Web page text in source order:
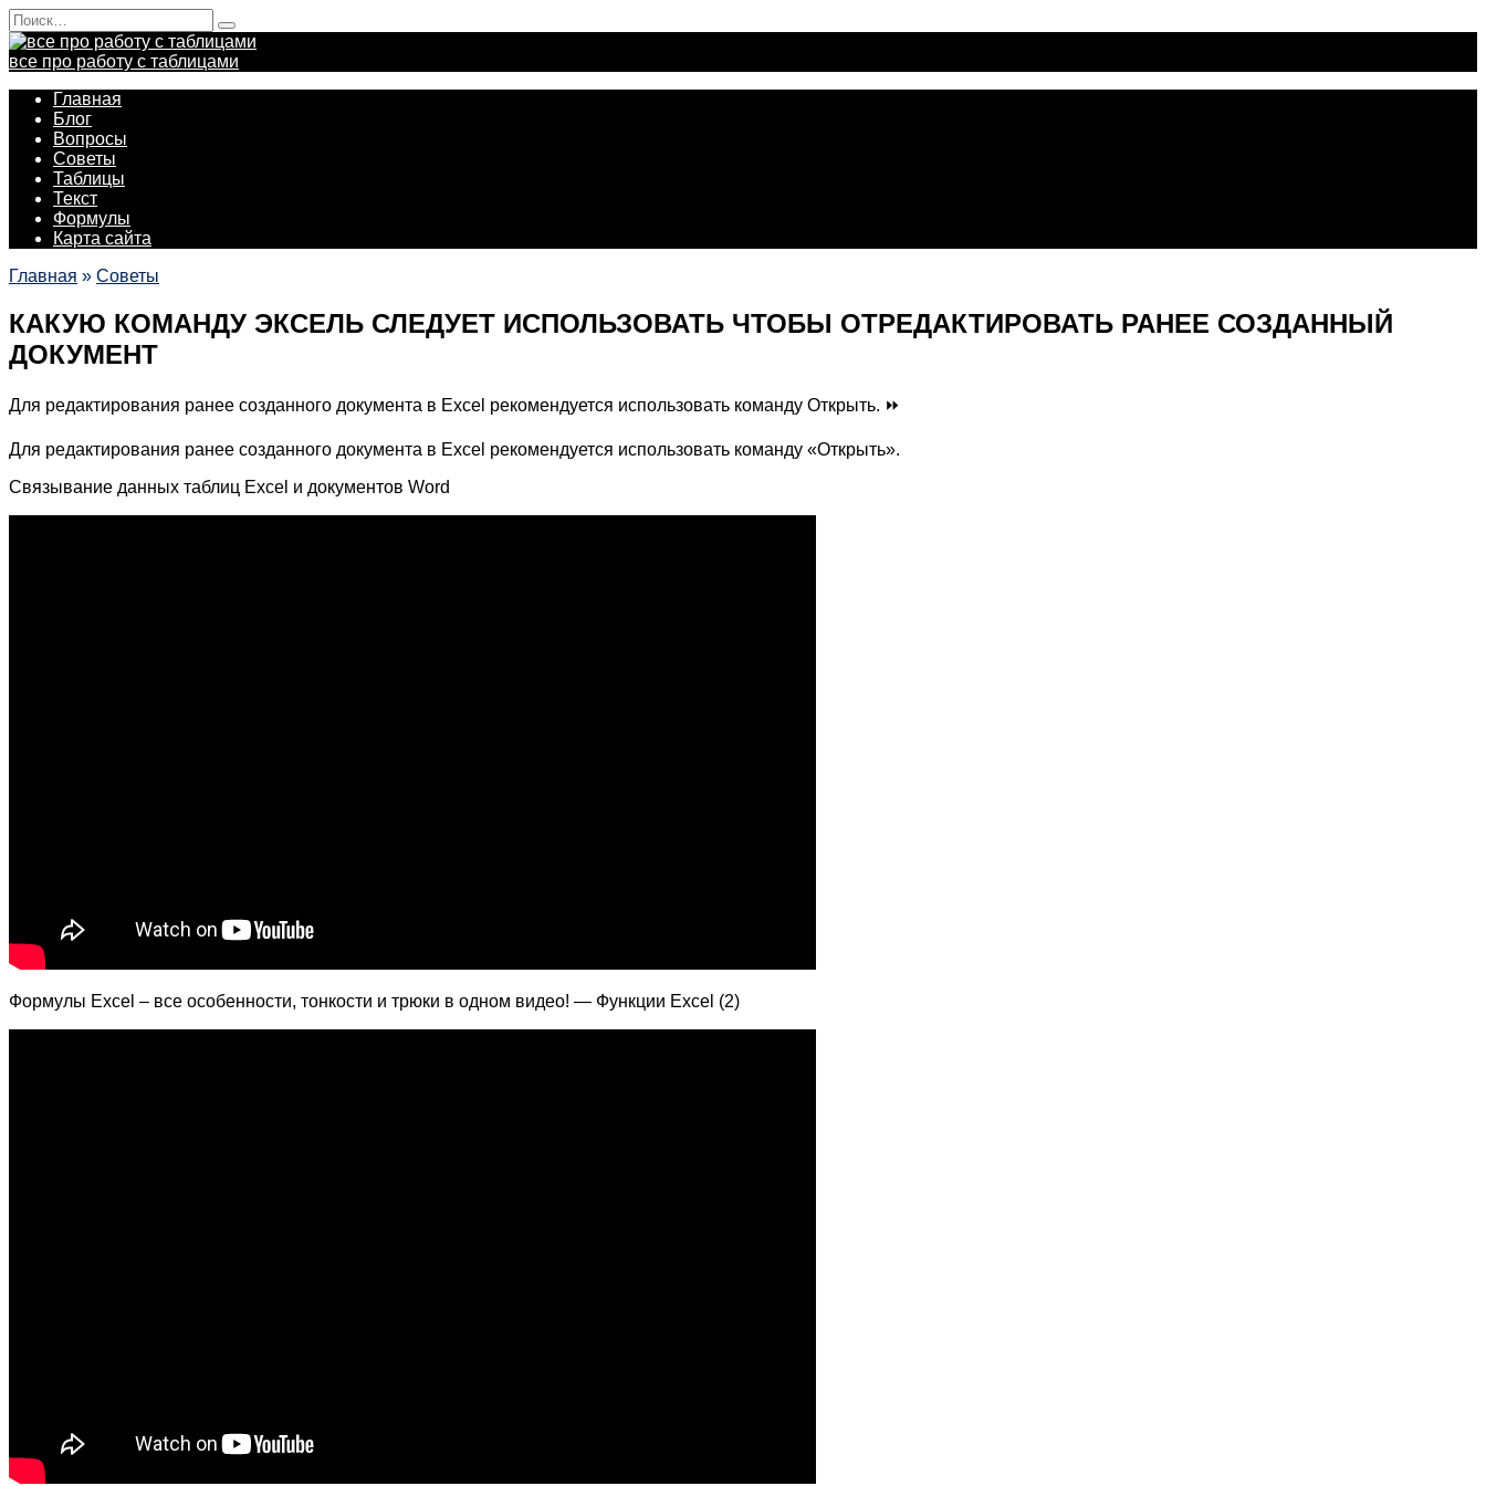
Перейти
к
содержанию
Search
for:
все про работу с таблицами
Главная
Блог
Вопросы
Советы
Таблицы
Текст
Формулы
Карта сайта
Главная » Советы
КАКУЮ КОМАНДУ ЭКСЕЛЬ СЛЕДУЕТ ИСПОЛЬЗОВАТЬ ЧТОБЫ ОТРЕДАКТИРОВАТЬ РАНЕЕ СОЗДАННЫЙ
ДОКУМЕНТ
Для редактирования ранее созданного документа в Excel рекомендуется использовать команду Открыть. ⏩
Для редактирования ранее созданного документа в Excel рекомендуется использовать команду «Открыть».
Связывание данных таблиц Excel и документов Word
Формулы Excel – все особенности, тонкости и трюки в одном видео! — Функции Excel (2)